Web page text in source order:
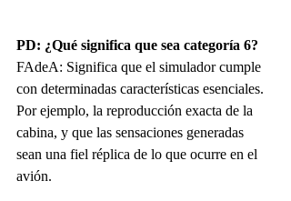
PD: ¿Qué significa que sea categoría 6?
FAdeA: Significa que el simulador cumple
con determinadas características esenciales.
Por ejemplo, la reproducción exacta de la
cabina, y que las sensaciones generadas
sean una fiel réplica de lo que ocurre en el
avión.